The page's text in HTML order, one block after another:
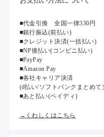
■代金引換 全国一律330円
■銀行振込(前払い)
■クレジット決済(一括払い)
■NP後払い(コンビニ払い)
■PayPay
■Amazon Pay
■各社キャリア決済
(d払い/ソフトバンクまとめて
■あと払い(ペイディ)
→くわしくはこちら